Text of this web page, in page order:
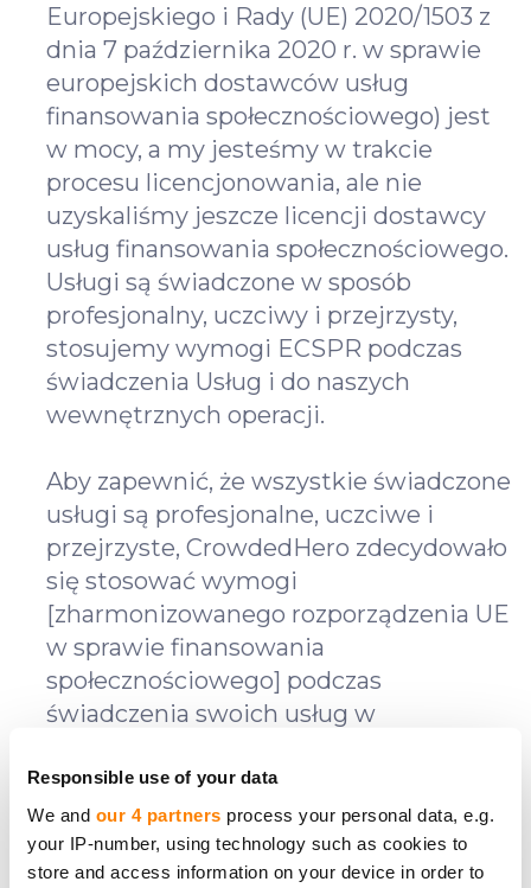
Responsible use of your data
We and our 4 partners process your personal data, e.g.
your IP-number, using technology such as cookies to
store and access information on your device in order to
Europejskiego i Rady (UE) 2020/1503 z
dnia 7 października 2020 r. w sprawie
europejskich dostawców usług
finansowania społecznościowego) jest
w mocy, a my jesteśmy w trakcie
procesu licencjonowania, ale nie
uzyskaliśmy jeszcze licencji dostawcy
usług finansowania społecznościowego.
Usługi są świadczone w sposób
profesjonalny, uczciwy i przejrzysty,
stosujemy wymogi ECSPR podczas
świadczenia Usług i do naszych
wewnętrznych operacji.
Aby zapewnić, że wszystkie świadczone
usługi są profesjonalne, uczciwe i
przejrzyste, CrowdedHero zdecydowało
się stosować wymogi
[zharmonizowanego rozporządzenia UE
w sprawie finansowania
społecznościowego] podczas
świadczenia swoich usług w
procedur operacyjnych.